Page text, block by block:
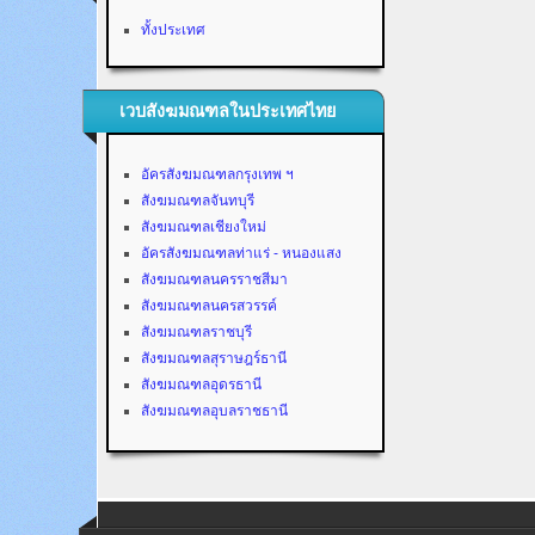
ทั้งประเทศ
เวบสังฆมณฑลในประเทศไทย
อัครสังฆมณฑลกรุงเทพ ฯ
สังฆมณฑลจันทบุรี
สังฆมณฑลเชียงใหม่
อัครสังฆมณฑลท่าแร่ - หนองแสง
สังฆมณฑลนครราชสีมา
สังฆมณฑลนครสวรรค์
สังฆมณฑลราชบุรี
สังฆมณฑลสุราษฎร์ธานี
สังฆมณฑลอุดรธานี
สังฆมณฑลอุบลราชธานี